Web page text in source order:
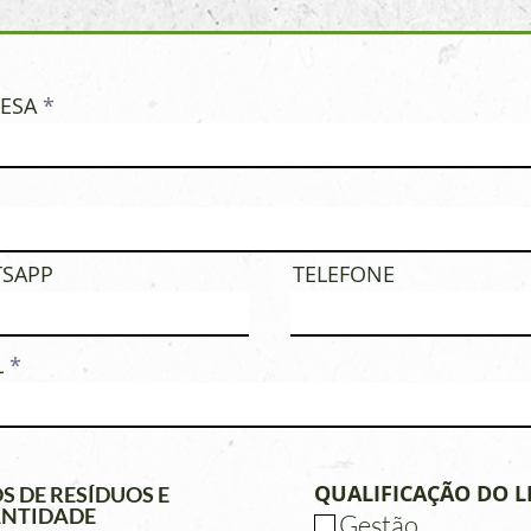
TELEFONE
DE RESÍDUOS E
QUALIFICAÇÃO DO
Gestão